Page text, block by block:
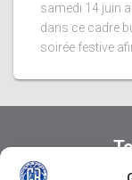
samedi 14 juin
dans ce cadre
soirée festive